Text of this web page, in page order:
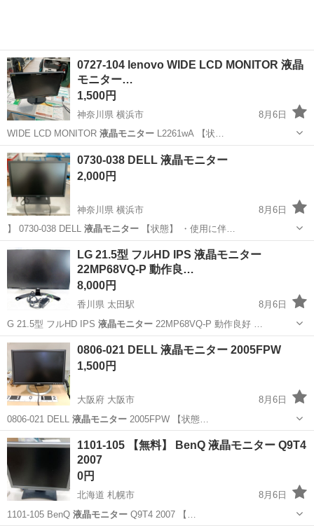
0727-104 lenovo WIDE LCD MONITOR 液晶
モニター…
1,500円
神奈川県 横浜市
8月6日
WIDE LCD MONITOR 液晶モニター L2261wA 【状…
神奈川 横浜市 lenovo
0730-038 DELL 液晶モニター
2,000円
神奈川県 横浜市
8月6日
】 0730-038 DELL 液晶モニター 【状態】 ・使用に伴…
神奈川 横浜市 周辺機器 液晶モニター
LG 21.5型 フルHD IPS 液晶モニター
22MP68VQ-P 動作良…
8,000円
香川県 太田駅
8月6日
G 21.5型 フルHD IPS 液晶モニター22MP68VQ-P 動作良好 …
香川 高松市 周辺機器
0806-021 DELL 液晶モニター 2005FPW
1,500円
大阪府 大阪市
8月6日
0806-021 DELL 液晶モニター 2005FPW 【状態…
大阪 大阪市 液晶モニター
1101-105 【無料】 BenQ 液晶モニター Q9T4
2007
0円
北海道 札幌市
8月6日
1101-105 BenQ 液晶モニター Q9T4 2007 【…